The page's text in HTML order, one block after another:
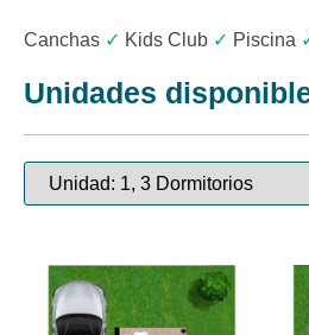
Canchas ✓ Kids Club ✓ Piscina
Unidades